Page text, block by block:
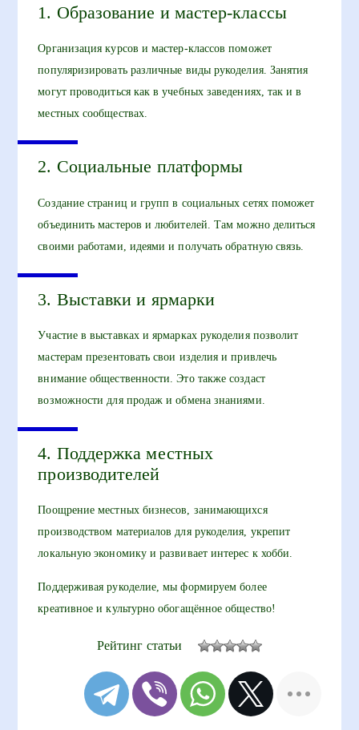
1. Образование и мастер-классы
Организация курсов и мастер-классов поможет
популяризировать различные виды рукоделия. Занятия
могут проводиться как в учебных заведениях, так и в
местных сообществах.
2. Социальные платформы
Создание страниц и групп в социальных сетях поможет
объединить мастеров и любителей. Там можно делиться
своими работами, идеями и получать обратную связь.
3. Выставки и ярмарки
Участие в выставках и ярмарках рукоделия позволит
мастерам презентовать свои изделия и привлечь
внимание общественности. Это также создаст
возможности для продаж и обмена знаниями.
4. Поддержка местных
производителей
Поощрение местных бизнесов, занимающихся
производством материалов для рукоделия, укрепит
локальную экономику и развивает интерес к хобби.
Поддерживая рукоделие, мы формируем более
креативное и культурно обогащённое общество!
Рейтинг статьи